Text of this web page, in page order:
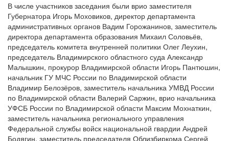
В числе участников заседания были врио заместителя
Губернатора Игорь Моховиков, директор департамента
административных органов Вадим Горожанинов, заместитель
директора департамента образования Михаил Соловьёв,
председатель комитета внутренней политики Олег Леухин,
председатель Владимирского областного суда Александр
Малышкин, прокурор Владимирской области Игорь Пантюшин,
начальник ГУ МЧС России по Владимирской области
Владимир Белозёров, заместитель начальника УМВД России
по Владимирской области Валерий Саржин, врио начальника
УФСБ России по Владимирской области Максим Мохнаткин,
заместитель начальника регионального управления
Федеральной службы войск национальной гвардии Андрей
Бодягин, заместитель председателя Облизбиркома Сергей